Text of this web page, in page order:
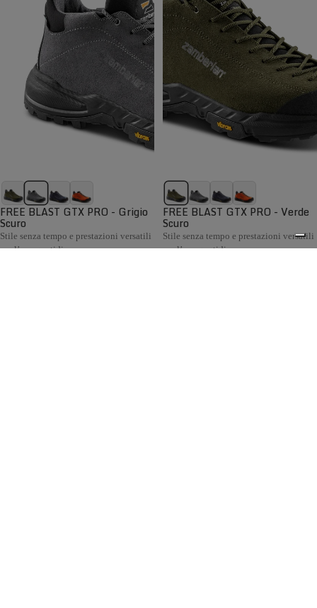
FREE BLAST GTX PRO - Grigio
Scuro
Stile senza tempo e prestazioni versatili
per l’uso quotidiano
FREE BLAST GTX PRO - Verde
Scuro
Stile senza tempo e prestazioni versatili
per l’uso quotidiano